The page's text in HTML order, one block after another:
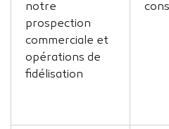
notre
prospection
commerciale et
opérations de
fidélisation